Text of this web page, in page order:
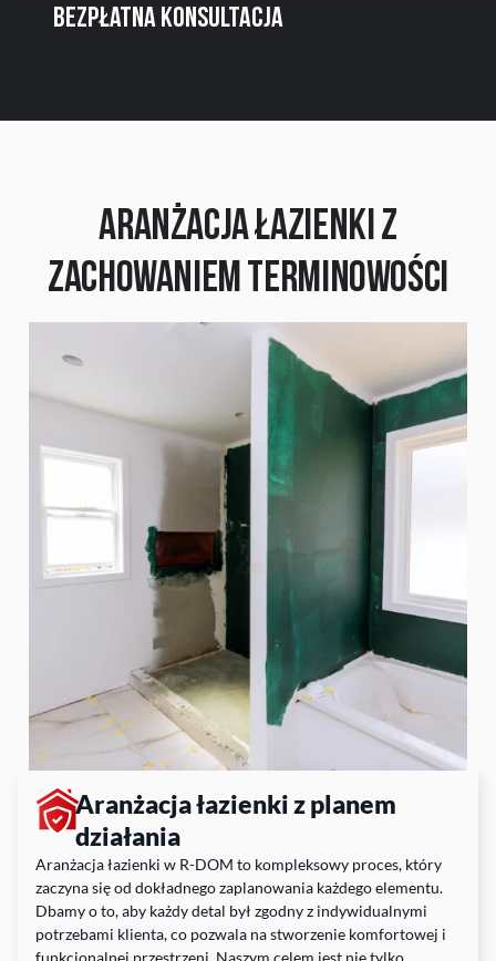
BEZPŁATNA KONSULTACJA
Aranżacja Łazienki z
Zachowaniem Terminowości
Aranżacja łazienki z planem
działania
Aranżacja łazienki w R-DOM to kompleksowy proces, który
zaczyna się od dokładnego zaplanowania każdego elementu.
Dbamy o to, aby każdy detal był zgodny z indywidualnymi
potrzebami klienta, co pozwala na stworzenie komfortowej i